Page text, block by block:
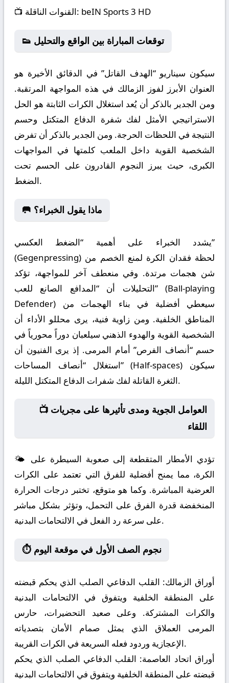
📺 القنوات الناقلة: beIN Sports 3 HD
👟 توقعات المباراة بين الواقع والتحليل
سيكون سيناريو “الهدف القاتل” في الدقائق الأخيرة هو
العنوان الأبرز لفوز الزمالك في هذه المواجهة المرتقبة.
ومن الجدير بالذكر أن يُعد استغلال الكرات الثابتة هو الحل
الاستراتيجي الأمثل لفك شفرة الدفاع المتكتل وحسم
النتيجة في اللحظات الحرجة. ومن الجدير بالذكر أن تفرض
الشخصية القوية داخل الملعب كلمتها في المواجهات
الكبرى، حيث يبرز النجوم القادرون على الحسم تحت
الضغط.
🥅 ماذا يقول الخبراء؟
يشدد الخبراء على أهمية “الضغط العكسي”
(Gegenpressing) لحظة فقدان الكرة لمنع الخصم من
شن هجمات مرتدة. وفي منعطف آخر للمواجهة، تؤكد
التحليلات أن “المدافع الصانع للعب” (Ball-playing
Defender) سيعطي أفضلية في بناء الهجمات من
المناطق الخلفية. ومن زاوية فنية، يرى محللو الأداء أن
الشخصية القوية والهدوء الذهني سيلعبان دوراً محورياً في
حسم “أنصاف الفرص” أمام المرمى. إذ يرى الفنيون أن
استغلال “أنصاف المساحات” (Half-spaces) سيكون
الثغرة القاتلة لفك شفرات الدفاع المتكتل الليلة.
📺 العوامل الجوية ومدى تأثيرها على مجريات
اللقاء
🌤️ تؤدي الأمطار المتقطعة إلى صعوبة السيطرة على
الكرة، مما يمنح أفضلية للفرق التي تعتمد على الكرات
العرضية المباشرة. وكما هو متوقع، تختبر درجات الحرارة
المنخفضة قدرة الفرق على التحمل، وتؤثر بشكل مباشر
على سرعة رد الفعل في الالتحامات البدنية.
⏱️ نجوم الصف الأول في موقعة اليوم
أوراق الزمالك: القلب الدفاعي الصلب الذي يحكم قبضته
على المنطقة الخلفية ويتفوق في الالتحامات البدنية
والكرات المشتركة. وعلى صعيد التحضيرات، حارس
المرمى العملاق الذي يمثل صمام الأمان بتصدياته
الإعجازية وردود فعله السريعة في الكرات القريبة.
أوراق اتحاد العاصمة: القلب الدفاعي الصلب الذي يحكم
قبضته على المنطقة الخلفية ويتفوق في الالتحامات البدنية